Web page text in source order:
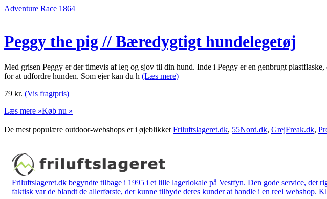
Adventure Race 1864
Peggy the pig // Bæredygtigt hundelegetøj
Med grisen Peggy er der timevis af leg og sjov til din hund. Inde i Peggy er en genbrugt
for at udfordre hunden. Som ejer kan du h (Læs mere)
79 kr. (Vis fragtpris)
Læs mere »Køb nu »
De mest populære outdoor-webshops er i øjeblikket Friluftslageret.dk, 55Nord.dk, GrejFreak.dk,
Friluftslageret.dk begyndte tilbage i 1995 i et lille lagerlokale på Vestfyn. Den gode service,
faktisk var de blandt de allerførste, der kunne tilbyde deres kunder at handle i en reel webshop.